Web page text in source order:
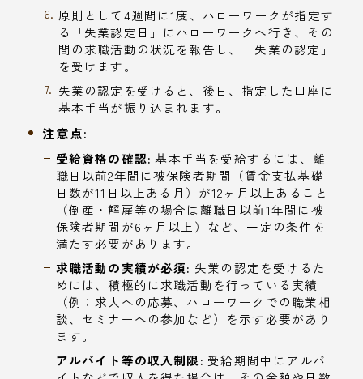
原則として4週間に1度、ハローワークが指定す
る「失業認定日」にハローワークへ行き、その
間の求職活動の状況を報告し、「失業の認定」
を受けます。
失業の認定を受けると、後日、指定した口座に
基本手当が振り込まれます。
注意点:
受給資格の確認: 基本手当を受給するには、離
職日以前2年間に被保険者期間（賃金支払基礎
日数が11日以上ある月）が12ヶ月以上あること
（倒産・解雇等の場合は離職日以前1年間に被
保険者期間が6ヶ月以上）など、一定の条件を
満たす必要があります。
求職活動の実績が必須: 失業の認定を受けるた
めには、積極的に求職活動を行っている実績
（例：求人への応募、ハローワークでの職業相
談、セミナーへの参加など）を示す必要があり
ます。
アルバイト等の収入制限: 受給期間中にアルバ